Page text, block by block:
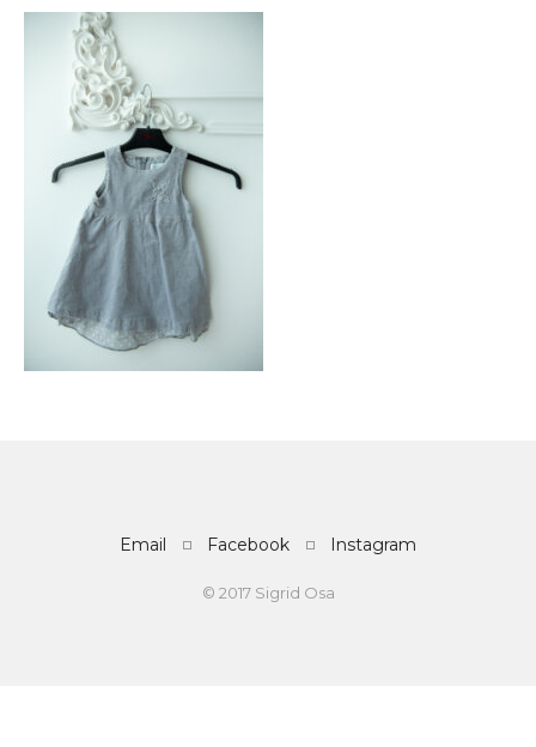
Email Facebook Instagram
© 2017 Sigrid Osa